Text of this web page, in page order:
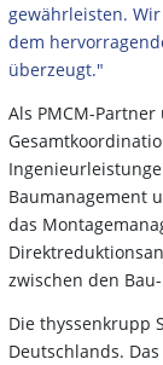
gewährleisten.
dem
überzeugt."
Als PMCM-
Baumanagement
das
zwischen den
Die thyssenkrupp
Deutschlands.